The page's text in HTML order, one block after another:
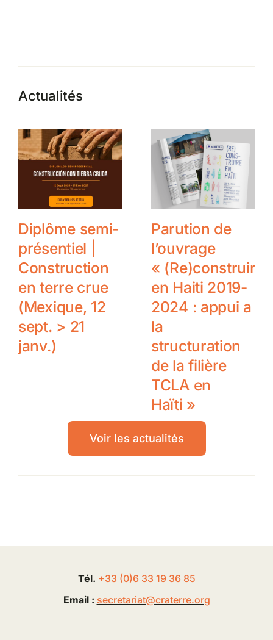
Actualités
Diplôme semi-
présentiel |
Construction
en terre crue
(Mexique, 12
sept. > 21
janv.)
Parution de
l’ouvrage
« (Re)construire
en Haiti 2019-
2024 : appui a
la
structuration
de la filière
TCLA en
Haïti »
Voir les actualités
Tél. +33 (0)6 33 19 36 85
Email : secretariat@craterre.org